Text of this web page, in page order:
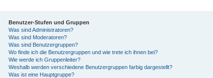
Benutzer-Stufen und Gruppen
Was sind Administratoren?
Was sind Moderatoren?
Was sind Benutzergruppen?
Wo finde ich die Benutzergruppen und wie trete ich ihnen bei?
Wie werde ich Gruppenleiter?
Weshalb werden verschiedene Benutzergruppen farbig dargestellt?
Was ist eine Hauptgruppe?